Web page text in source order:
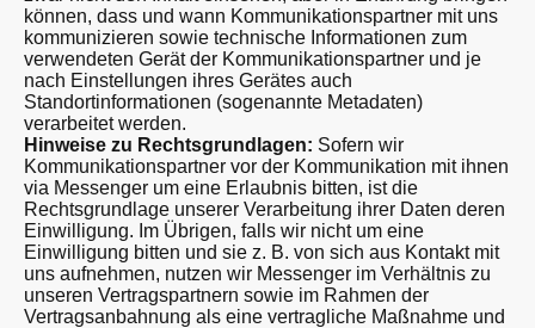
können, dass und wann Kommunikationspartner mit uns
kommunizieren sowie technische Informationen zum
verwendeten Gerät der Kommunikationspartner und je
nach Einstellungen ihres Gerätes auch
Standortinformationen (sogenannte Metadaten)
verarbeitet werden.
Hinweise zu Rechtsgrundlagen: Sofern wir
Kommunikationspartner vor der Kommunikation mit ihnen
via Messenger um eine Erlaubnis bitten, ist die
Rechtsgrundlage unserer Verarbeitung ihrer Daten deren
Einwilligung. Im Übrigen, falls wir nicht um eine
Einwilligung bitten und sie z. B. von sich aus Kontakt mit
uns aufnehmen, nutzen wir Messenger im Verhältnis zu
unseren Vertragspartnern sowie im Rahmen der
Vertragsanbahnung als eine vertragliche Maßnahme und